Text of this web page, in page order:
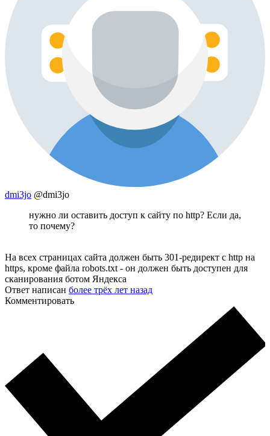
dmi3jo @dmi3jo
нужно ли оставить доступ к сайту по http? Если да,
то почему?
На всех страницах сайта должен быть 301-редирект с http на
https, кроме файла robots.txt - он должен быть доступен для
сканирования ботом Яндекса
Ответ написан более трёх лет назад
Комментировать